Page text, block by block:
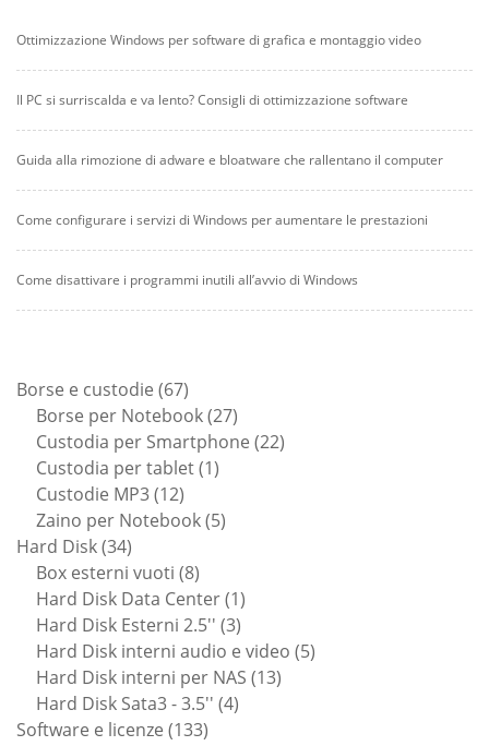
Ottimizzazione Windows per software di grafica e montaggio video
Il PC si surriscalda e va lento? Consigli di ottimizzazione software
Guida alla rimozione di adware e bloatware che rallentano il computer
Come configurare i servizi di Windows per aumentare le prestazioni
Come disattivare i programmi inutili all’avvio di Windows
Borse e custodie 6767
prodotti
Borse per Notebook 2727
prodotti
Custodia per Smartphone 2222
Custodia per tablet 11
Custodie MP3 1212
prodotti
Zaino per Notebook 55
Hard Disk 3434
prodotti
Box esterni vuoti 88
prodotti
Hard Disk Data Center 11
prodotto
Hard Disk Esterni 2.5'' 33
prodotti
Hard Disk interni audio e video 55
Hard Disk interni per NAS 1313
Hard Disk Sata3 - 3.5'' 44
Software e licenze 133133